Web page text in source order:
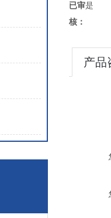
已审
核：
是
产品